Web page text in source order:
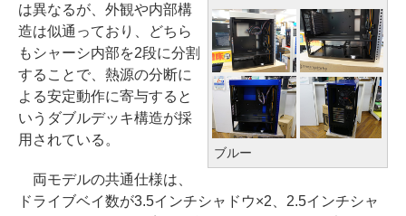
ブルー
は異なるが、外観や内部構
造は似通っており、どちら
もシャーシ内部を2段に分割
することで、熱源の分断に
よる安定動作に寄与すると
いうダブルデッキ構造が採
用されている。
両モデルの共通仕様は、
ドライブベイ数が3.5インチシャドウ×2、2.5インチシャ